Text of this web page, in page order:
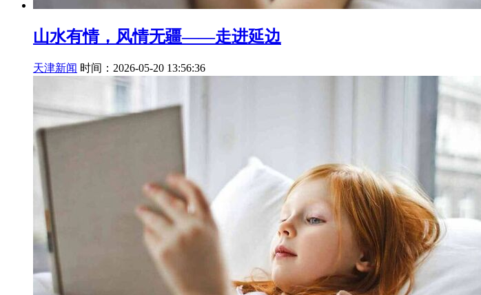
山水有情，风情无疆——走进延边
天津新闻 时间：2026-05-20 13:56:36